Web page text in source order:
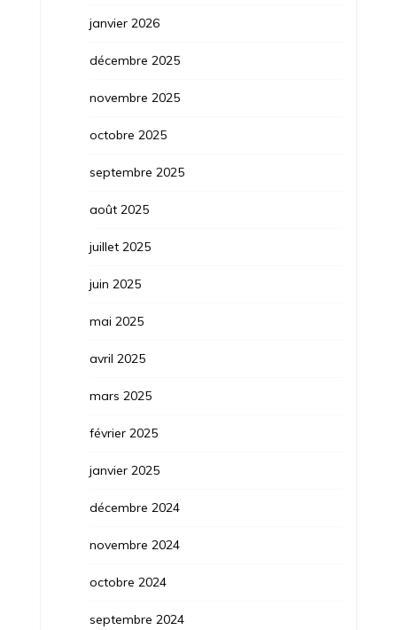
janvier 2026
décembre 2025
novembre 2025
octobre 2025
septembre 2025
août 2025
juillet 2025
juin 2025
mai 2025
avril 2025
mars 2025
février 2025
janvier 2025
décembre 2024
novembre 2024
octobre 2024
septembre 2024